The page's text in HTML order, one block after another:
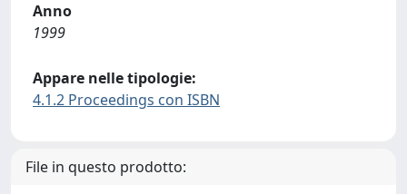
Anno
1999
Appare nelle tipologie:
4.1.2 Proceedings con ISBN
File in questo prodotto: